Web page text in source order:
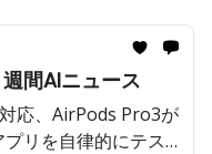
間AIニュース
応、AirPods Pro3が
リを自律的にテス